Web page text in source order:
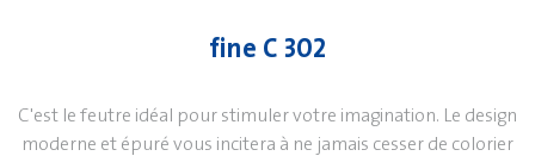
fine C 302
C'est le feutre idéal pour stimuler votre imagination. Le design
moderne et épuré vous incitera à ne jamais cesser de colorier